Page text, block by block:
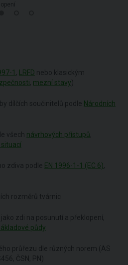
1 , LRFD nebo klasickým
, mezní stavy )
dílčích součinitelů podle Národních
všech návrhových přístupů,
zdiva podle EN 1996-1-1 (EC 6),
rozměrů tvárnic
jako zdi na posunutí a překlopení,
půdy
průřezu dle různých norem (AS
ČSN, PN)